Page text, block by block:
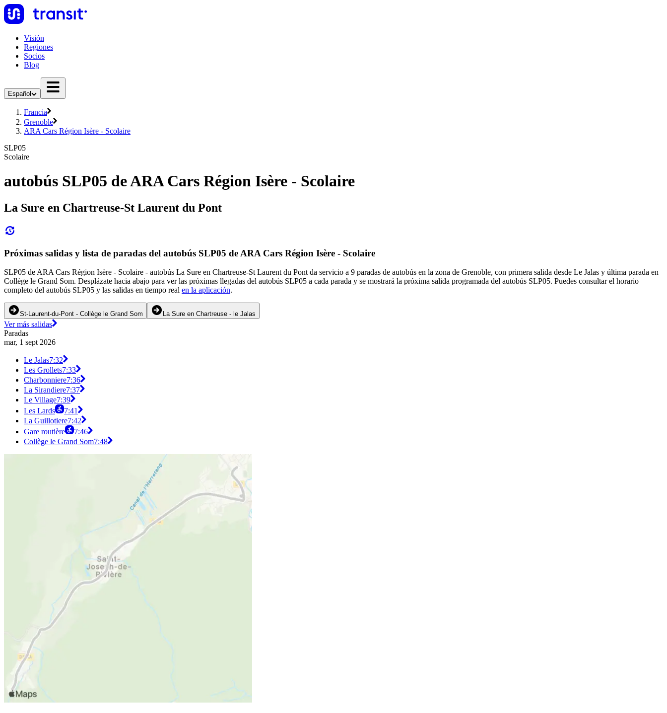
Visión
Regiones
Socios
Blog
Español
Francia
Grenoble
ARA Cars Région Isère - Scolaire
SLP05
Scolaire
autobús SLP05 de ARA Cars Région Isère - Scolaire
La Sure en Chartreuse-St Laurent du Pont
Próximas salidas y lista de paradas del autobús SLP05 de ARA Cars Région Isère - Scolaire
SLP05 de ARA Cars Région Isère - Scolaire - autobús La Sure en Chartreuse-St Laurent du Pont da servicio a 9 paradas de autobús en la zona de Grenoble, con primera salida desde Le Jalas y última parada en
Collège le Grand Som. Desplázate hacia abajo para ver las próximas llegadas del autobús SLP05 a cada parada y se mostrará la próxima salida programada del autobús SLP05. Puedes consultar el horario
completo del autobús SLP05 y las salidas en tiempo real en la aplicación.
St-Laurent-du-Pont - Collège le Grand Som La Sure en Chartreuse - le Jalas
Ver más salidas
Paradas
mar, 1 sept 2026
Le Jalas7:32
Les Grollets7:33
Charbonniere7:36
La Sirandiere7:37
Le Village7:39
Les Lards
7:41
La Guillotiere7:42
Gare routière
7:46
Collège le Grand Som7:48